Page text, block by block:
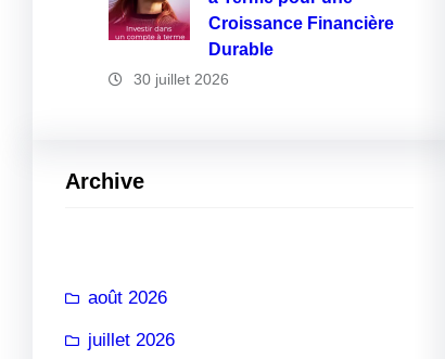
Croissance Financière
Durable
30 juillet 2026
Archive
août 2026
juillet 2026